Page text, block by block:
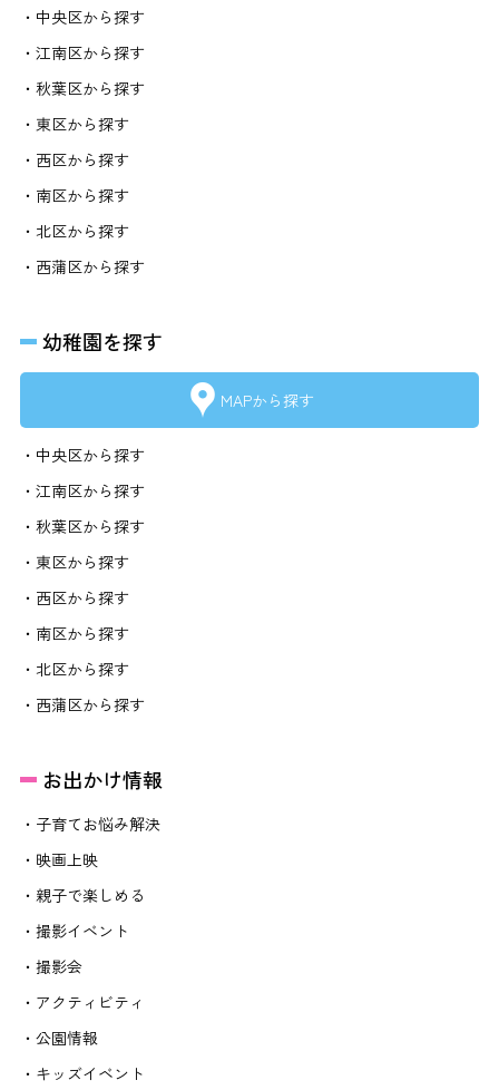
・中央区から探す
・江南区から探す
・秋葉区から探す
・東区から探す
・西区から探す
・南区から探す
・北区から探す
・西蒲区から探す
幼稚園を探す
MAPから探す
・中央区から探す
・江南区から探す
・秋葉区から探す
・東区から探す
・西区から探す
・南区から探す
・北区から探す
・西蒲区から探す
お出かけ情報
・子育てお悩み解決
・映画上映
・親子で楽しめる
・撮影イベント
・撮影会
・アクティビティ
・公園情報
・キッズイベント